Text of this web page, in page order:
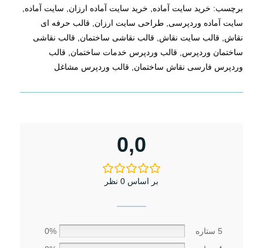
برچسب: خرید سایت آماده خرید سایت آماده ارزان سایت آماده
سایت آماده وردپرسی طراحی سایت ارزان
قالب حرفه ای
نقاش
قالب سایت نقاش قالب نقاشی ساختمان
قالب نقاشی
ساختمان وردپرس
قالب وردپرس خدمات ساختمان
قالب
وردپرس فارسی نقاش ساختمان
قالب وردپرس مشاغل
0,0
بر اساس 0 نظر
5 ستاره
0%